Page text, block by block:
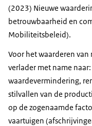
(2023) Nieuwe
betrouwbaarheid en
Mobiliteitsbeleid).
Voor het waarderen
verlader met name
waardevermindering,
stilvallen van de
op de zogenaamde
vaartuigen